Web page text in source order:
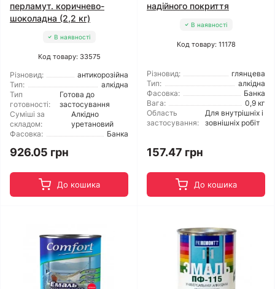
перламут. коричнево-
шоколадна (2,2 кг)
В наявності
Код товару: 33575
Різновид:
антикорозійна
Тип:
алкідна
Тип
готовності:
Готова до
застосування
Суміші за
складом:
Алкідно
уретановий
Фасовка:
Банка
926.05 грн
До кошика
надійного покриття
В наявності
Код товару: 11178
Різновид:
глянцева
Тип:
алкідна
Фасовка:
Банка
Вага:
0,9 кг
Область
застосування:
Для внутрішніх і
зовнішніх робіт
157.47 грн
До кошика